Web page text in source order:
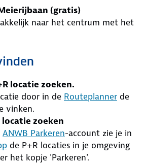
(gratis)
naar het centrum met het
locatie zoeken.
door in de Routeplanner de
vinken.
locatie zoeken
ANWB Parkeren-account zie je in
de P+R locaties in je omgeving
het kopje 'Parkeren'.